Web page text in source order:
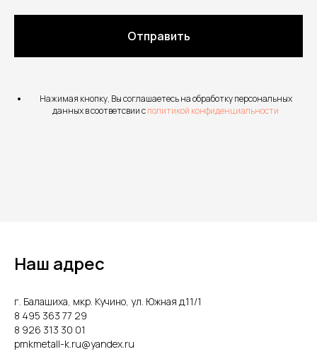
Отправить
Нажимая кнопку, Вы соглашаетесь на обработку персональных
данных в соответсвии сполитикой конфиденциальности
Наш адрес
г. Балашиха, мкр. Кучино, ул. Южная д.11/1
8 495 363 77 29
8 926 313 30 01
pmkmetall-k.ru@yandex.ru